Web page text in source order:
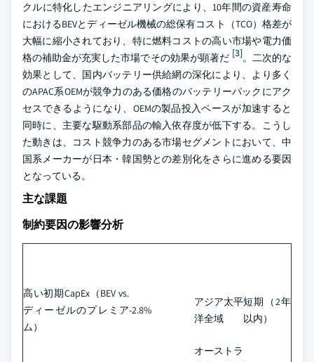
クルに特化したエンジニアリングにより、10年間の資産寿命
におけるBEVとディーゼル機械の総保有コスト（TCO）格差が
大幅に縮小されており、特に燃料コストの高い市場や電力価
格の補助金が充実した市場でその効果が顕著だ [3]。二次的な
効果として、国内バッテリー供給網の深化により、より多く
のAPAC系OEMが競争力のある価格のバッテリーパックにアク
セスできるようになり、OEMの製品投入ペースが加速すると
同時に、主要な駆動系部品の輸入依存度が低下する。こうし
た動きは、コスト競争力のある市場セグメントにおいて、中
国系メーカーが日本・韓国勢との差別化をさらに進める要因
となっている。
主な課題
制約要因の影響分析
高い初期CapEx（BEV vs.
ディーゼルのプレミア
ム）
-2.8%
アジア太平
洋全域
短期（2年
以内）
オーストラ